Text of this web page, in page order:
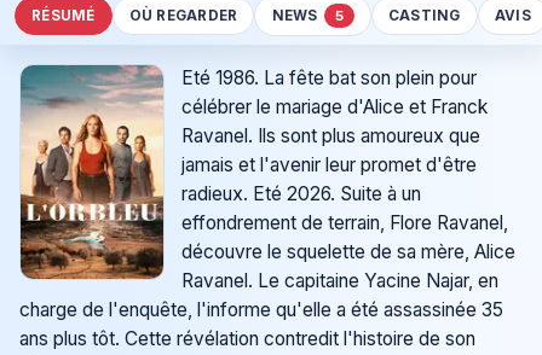
RÉSUMÉ OÙ REGARDER NEWS 5 CASTING AVIS
Eté 1986. La fête bat son plein pour
célébrer le mariage d'Alice et Franck
Ravanel. Ils sont plus amoureux que
jamais et l'avenir leur promet d'être
radieux. Eté 2026. Suite à un
effondrement de terrain, Flore Ravanel,
découvre le squelette de sa mère, Alice
Ravanel. Le capitaine Yacine Najar, en
charge de l'enquête, l'informe qu'elle a été assassinée 35
ans plus tôt. Cette révélation contredit l'histoire de son